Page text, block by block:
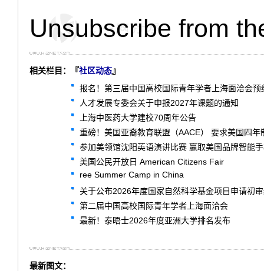
Unsubscribe from
相关栏目：『社区动态』
报名！第三届中国高校国际青年学者上海面洽会预
人才发展专委会关于申报2027年课题的通知
上海中医药大学建校70周年公告
重磅！美国亚裔教育联盟（AACE） 要求美国四
参加美领馆沈阳英语演讲比赛 赢取美国品牌智能
美国公民开放日 American Citizens Fair
ree Summer Camp in China
关于公布2026年度国家自然科学基金项目申请初
第二届中国高校国际青年学者上海面洽会
最新！泰晤士2026年度亚洲大学排名发布
最新图文：